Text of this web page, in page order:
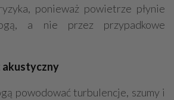
ponieważ powietrze płynie
a nie przez przypadkowe
powodować turbulencje, szumy i